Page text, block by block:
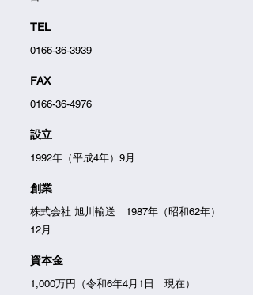
TEL
0166-36-3939
FAX
0166-36-4976
設立
1992年（平成4年）9月
創業
株式会社 旭川輸送 1987年（昭和62年）
12月
資本金
1,000万円（令和6年4月1日 現在）